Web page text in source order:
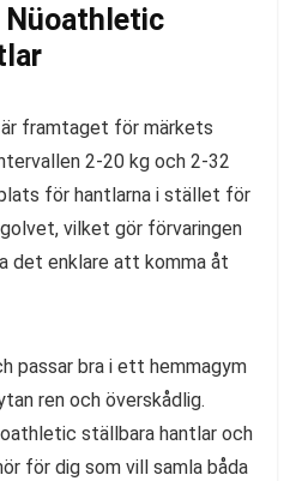
framtaget för märkets
2-20 kg och 2-32
för hantlarna i stället för
vilket gör förvaringen
det enklare att komma åt
passar bra i ett hemmagym
ren och överskådlig.
ställbara hantlar och
för dig som vill samla båda